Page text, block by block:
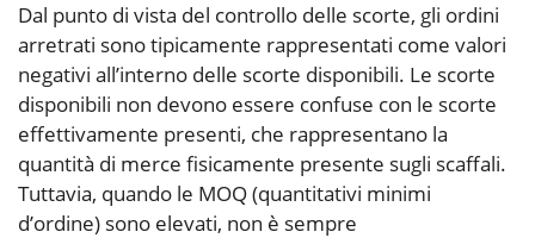
Dal punto di vista del controllo delle scorte, gli ordini
arretrati sono tipicamente rappresentati come valori
negativi all’interno delle scorte disponibili. Le scorte
disponibili non devono essere confuse con le scorte
effettivamente presenti, che rappresentano la
quantità di merce fisicamente presente sugli scaffali.
Tuttavia, quando le MOQ (quantitativi minimi
d’ordine) sono elevati, non è sempre